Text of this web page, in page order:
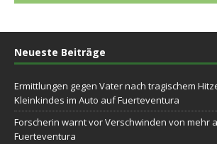
Neueste Beiträge
Ermittlungen gegen Vater nach tragischem
Kleinkindes im Auto auf Fuerteventura
Forscherin warnt vor Verschwinden von mehr
Fuerteventura